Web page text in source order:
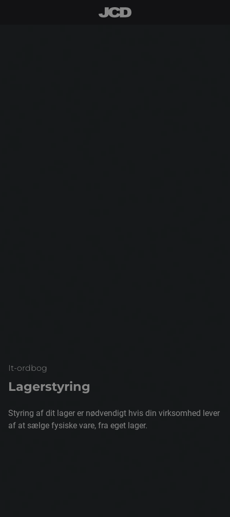
It-ordbog
Lagerstyring
Styring af dit lager er nødvendigt hvis din virksomhed lever
af at sælge fysiske vare, fra eget lager.